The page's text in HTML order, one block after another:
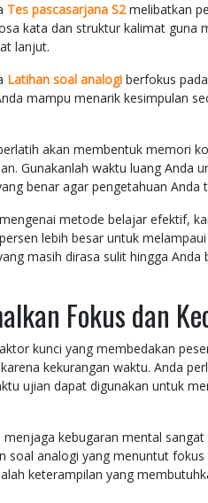
Tes pascasarjana S2melibatkan
kata dan struktur kalimat guna
lanjut.
Latihan soal analogi berfokus
mampu menarik kesimpulan
akan membentuk memori
Gunakanlah waktu luang Anda
benar agar pengetahuan Anda
metode belajar efektif,
lebih besar untuk
masih dirasa sulit hingga
Fokus dan
kunci yang membedakan
kekurangan waktu. Anda
ujian dapat digunakan untuk
kebugaran mental
soal analogi yang menuntut
keterampilan yang